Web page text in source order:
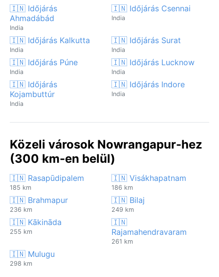
🇮🇳 Időjárás
Ahmadábád
India
🇮🇳 Időjárás Csennai
India
🇮🇳 Időjárás Kalkutta
India
🇮🇳 Időjárás Surat
India
🇮🇳 Időjárás Púne
India
🇮🇳 Időjárás Lucknow
India
🇮🇳 Időjárás
Kojambuttúr
India
🇮🇳 Időjárás Indore
India
Közeli városok Nowrangapur-hez
(300 km-en belül)
🇮🇳 Rasapūdipalem
185 km
🇮🇳 Visákhapatnam
186 km
🇮🇳 Brahmapur
236 km
🇮🇳 Bilaj
249 km
🇮🇳 Kākināda
255 km
🇮🇳
Rajamahendravaram
261 km
🇮🇳 Mulugu
298 km